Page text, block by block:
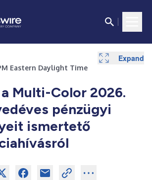
Eastern Daylight Time
Multi-Color 2026.
pénzügyi
ismertető
Expand